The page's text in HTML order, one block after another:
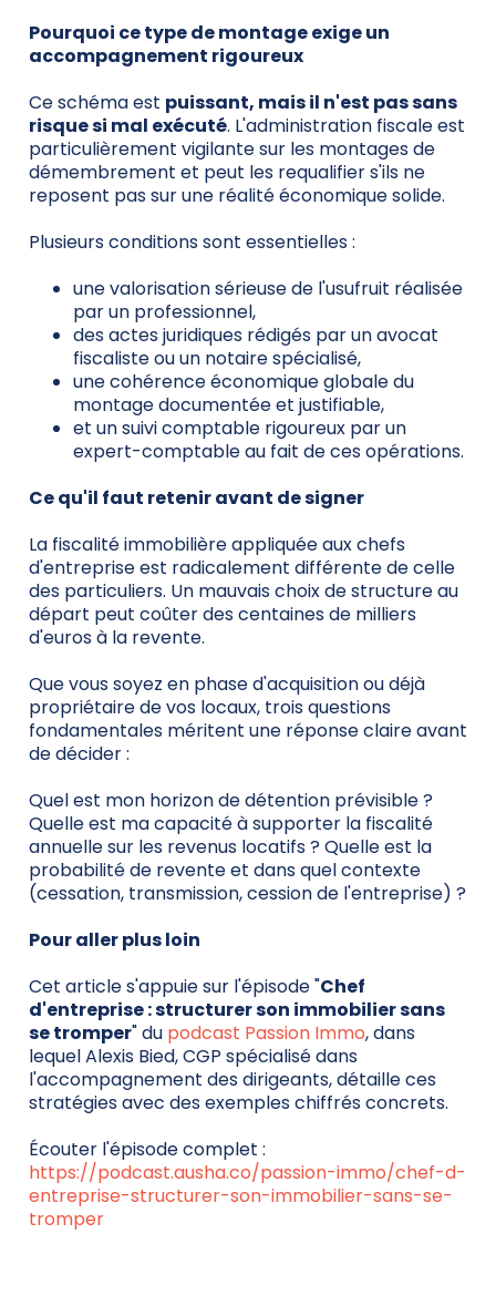
Pourquoi ce type de montage exige un
accompagnement rigoureux
Ce schéma est puissant, mais il n'est pas sans
risque si mal exécuté. L'administration fiscale est
particulièrement vigilante sur les montages de
démembrement et peut les requalifier s'ils ne
reposent pas sur une réalité économique solide.
Plusieurs conditions sont essentielles :
une valorisation sérieuse de l'usufruit réalisée
par un professionnel,
des actes juridiques rédigés par un avocat
fiscaliste ou un notaire spécialisé,
une cohérence économique globale du
montage documentée et justifiable,
et un suivi comptable rigoureux par un
expert-comptable au fait de ces opérations.
Ce qu'il faut retenir avant de signer
La fiscalité immobilière appliquée aux chefs
d'entreprise est radicalement différente de celle
des particuliers. Un mauvais choix de structure au
départ peut coûter des centaines de milliers
d'euros à la revente.
Que vous soyez en phase d'acquisition ou déjà
propriétaire de vos locaux, trois questions
fondamentales méritent une réponse claire avant
de décider :
Quel est mon horizon de détention prévisible ?
Quelle est ma capacité à supporter la fiscalité
annuelle sur les revenus locatifs ? Quelle est la
probabilité de revente et dans quel contexte
(cessation, transmission, cession de l'entreprise) ?
Pour aller plus loin
Cet article s'appuie sur l'épisode "Chef
d'entreprise : structurer son immobilier sans
se tromper" du podcast Passion Immo, dans
lequel Alexis Bied, CGP spécialisé dans
l'accompagnement des dirigeants, détaille ces
stratégies avec des exemples chiffrés concrets.
Écouter l'épisode complet :
https://podcast.ausha.co/passion-immo/chef-d-
entreprise-structurer-son-immobilier-sans-se-
tromper